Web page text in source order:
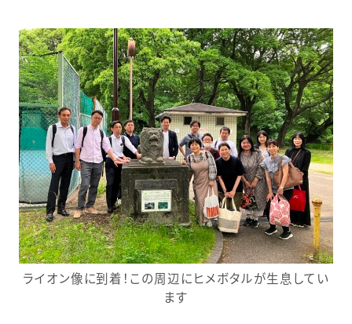
ライオン像に到着！この周辺にヒメボタルが生息してい
ます